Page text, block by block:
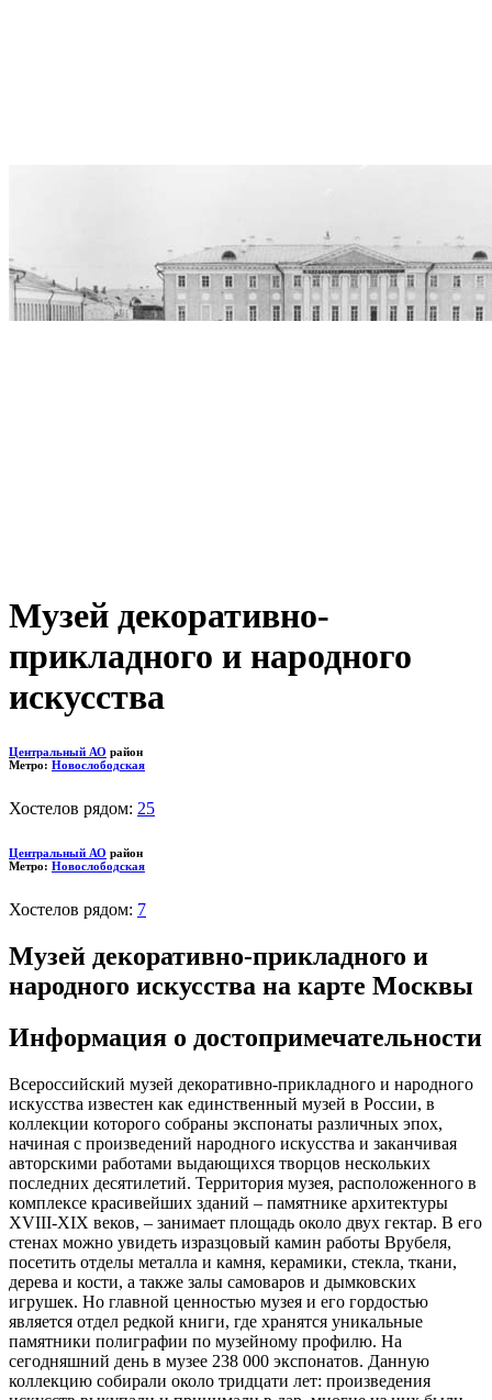
Музей декоративно-
прикладного и народного
искусства
Центральный АО район
Метро: Новослободская
Хостелов рядом: 25
Центральный АО район
Метро: Новослободская
Хостелов рядом: 7
Музей декоративно-прикладного и
народного искусства на карте Москвы
Информация о достопримечательности
Всероссийский музей декоративно-прикладного и народного
искусства известен как единственный музей в России, в
коллекции которого собраны экспонаты различных эпох,
начиная с произведений народного искусства и заканчивая
авторскими работами выдающихся творцов нескольких
последних десятилетий. Территория музея, расположенного в
комплексе красивейших зданий – памятнике архитектуры
XVIII-XIX веков, – занимает площадь около двух гектар. В его
стенах можно увидеть изразцовый камин работы Врубеля,
посетить отделы металла и камня, керамики, стекла, ткани,
дерева и кости, а также залы самоваров и дымковских
игрушек. Но главной ценностью музея и его гордостью
является отдел редкой книги, где хранятся уникальные
памятники полиграфии по музейному профилю. На
сегодняшний день в музее 238 000 экспонатов. Данную
коллекцию собирали около тридцати лет: произведения